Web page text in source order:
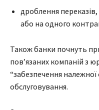
дроблення
або на одного
Також банки почнуть
пов’язаних компаній з
“забезпечення належної
обслуговування.